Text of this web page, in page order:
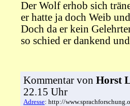
Der Wolf erhob sich
er hatte ja doch Weib
Doch da er kein
so schied er dankend
Kommentar von Horst
22.15 Uhr
Adresse: http://